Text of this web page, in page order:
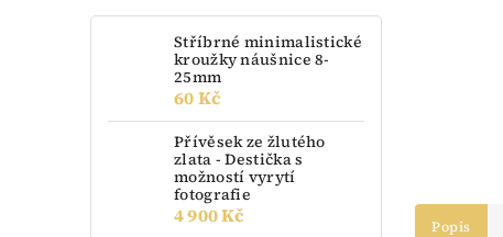
Stříbrné minimalistické
kroužky náušnice 8-
25mm
60 Kč
Přívěsek ze žlutého
zlata - Destička s
možností vyrytí
fotografie
4 900 Kč Popis